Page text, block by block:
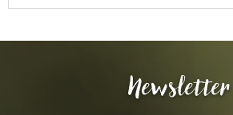
Newsletter